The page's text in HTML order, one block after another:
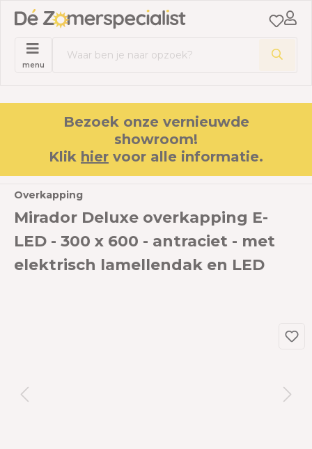
menu
Bezoek onze vernieuwde
showroom!
Klik hier voor alle informatie.
Overkapping
Mirador Deluxe overkapping E-
LED - 300 x 600 - antraciet - met
elektrisch lamellendak en LED